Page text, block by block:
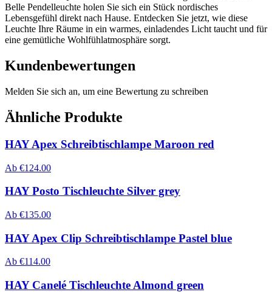
Belle Pendelleuchte holen Sie sich ein Stück nordisches
Lebensgefühl direkt nach Hause. Entdecken Sie jetzt, wie diese
Leuchte Ihre Räume in ein warmes, einladendes Licht taucht und für
eine gemütliche Wohlfühlatmosphäre sorgt.
Kundenbewertungen
Melden Sie sich an, um eine Bewertung zu schreiben
Ähnliche Produkte
HAY Apex Schreibtischlampe Maroon red
Ab €124.00
HAY Posto Tischleuchte Silver grey
Ab €135.00
HAY Apex Clip Schreibtischlampe Pastel blue
Ab €114.00
HAY Canelé Tischleuchte Almond green